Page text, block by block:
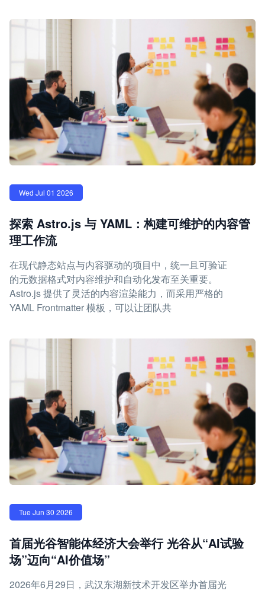
Wed Jul 01 2026
探索 Astro.js 与 YAML：构建可维护的内容管
理工作流
在现代静态站点与内容驱动的项目中，统一且可验证
的元数据格式对内容维护和自动化发布至关重要。
Astro.js 提供了灵活的内容渲染能力，而采用严格的
YAML Frontmatter 模板，可以让团队共
Tue Jun 30 2026
首届光谷智能体经济大会举行 光谷从“AI试验
场”迈向“AI价值场”
2026年6月29日，武汉东湖新技术开发区举办首届光